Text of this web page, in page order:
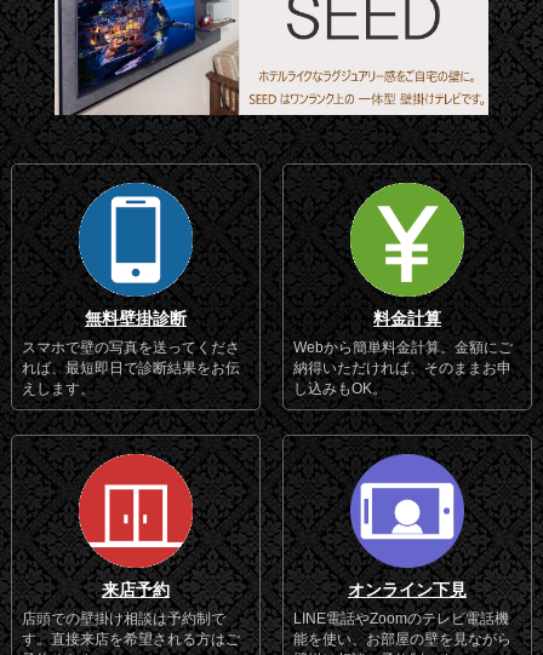
無料壁掛診断
スマホで壁の写真を送ってくださ
れば、最短即日で診断結果をお伝
えします。
料金計算
Webから簡単料金計算。金額にご
納得いただければ、そのままお申
し込みもOK。
来店予約
店頭での壁掛け相談は予約制で
す。直接来店を希望される方はご
オンライン下見
LINE電話やZoomのテレビ電話機
能を使い、お部屋の壁を見ながら